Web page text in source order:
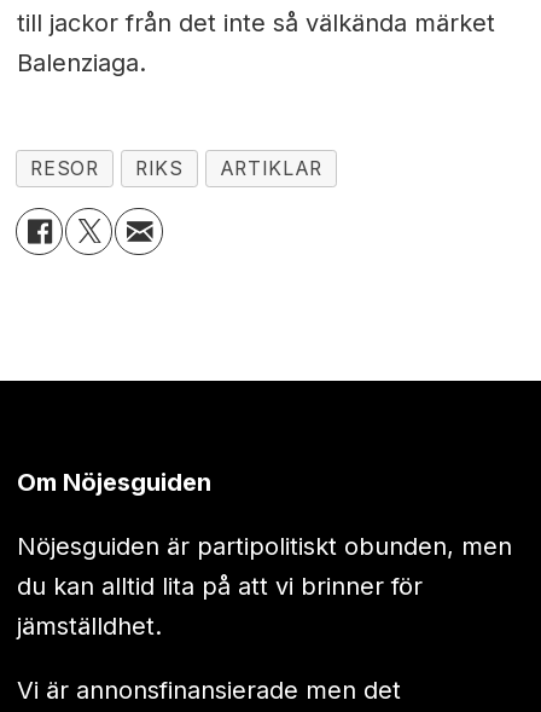
till jackor från det inte så välkända märket
Balenziaga.
RESOR RIKS ARTIKLAR
Om Nöjesguiden
Nöjesguiden är partipolitiskt obunden, men
du kan alltid lita på att vi brinner för
jämställdhet.
Vi är annonsfinansierade men det